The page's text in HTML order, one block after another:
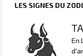
LES SIGNES DU
En